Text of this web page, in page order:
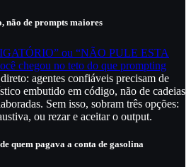
não de prompts maiores
ou “NÃO PULE ESTA
chegou no teto do que prompting
agentes confiáveis precisam de
embutido em código, não de cadeias
Sem isso, sobram três opções:
ou rezar e aceitar o output.
quem pagava a conta de gasolina